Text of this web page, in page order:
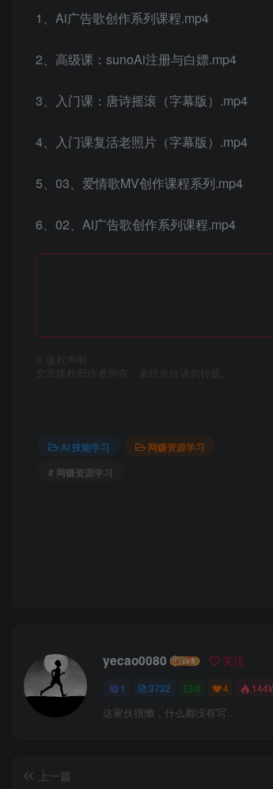
1、Ai广告歌创作系列课程.mp4
2、高级课：sunoAi注册与白嫖.mp4
3、入门课：唐诗摇滚（字幕版）.mp4
4、入门课复活老照片（字幕版）.mp4
5、03、爱情歌MV创作课程系列.mp4
6、02、Ai广告歌创作系列课程.mp4
版权声明
文章版权归作者所有，未经允许请勿转载。
AI 技能学习
网赚资源学习
# 网赚资源学习
yecao0080 关注
1 3732 0 4
这家伙很懒，什么都没有写...
上一篇